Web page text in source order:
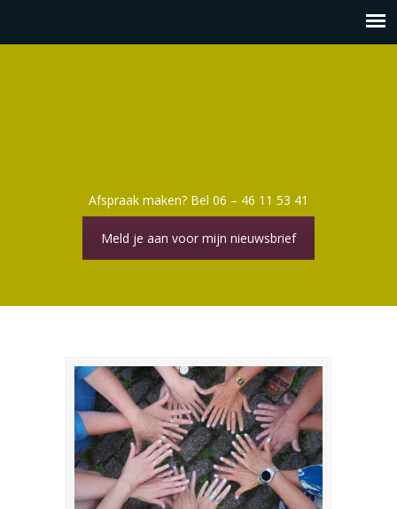
Afspraak maken? Bel 06 – 46 11 53 41
Meld je aan voor mijn nieuwsbrief